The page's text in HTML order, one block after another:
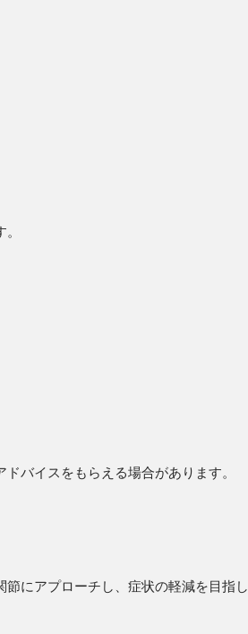
バイスをもらえる場合があります。
にアプローチし、症状の軽減を目指し